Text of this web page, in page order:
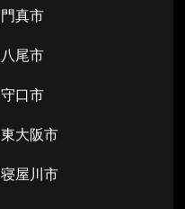
門真市
八尾市
守口市
東大阪市
寝屋川市